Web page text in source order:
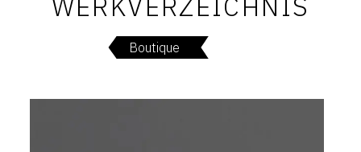
ARCHIVES DES EXPOSITIONS
ACTUALITÉS DU MONDE DE L'ART
Boutique